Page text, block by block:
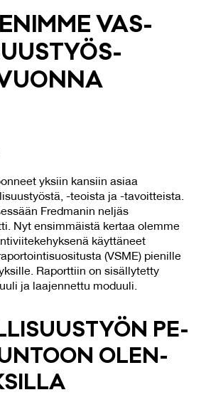
VAS­
yksiin kansiin asiaa
-teoista ja -tavoitteista.
Fredmanin neljäs
Nyt ensimmäistä kertaa olemme
käyttäneet
(VSME) pienille
Raporttiin on sisällytetty
ja laajennettu moduuli.
PE­
OLEN­